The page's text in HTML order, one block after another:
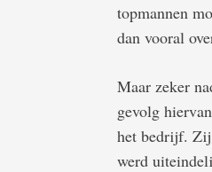
topmannen
dan vooral
Maar zeker
gevolg
het bedrijf. Zij
werd